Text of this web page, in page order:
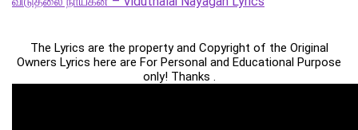
The Lyrics are the property and Copyright of the Original
Owners Lyrics here are For Personal and Educational Purpose
only! Thanks .